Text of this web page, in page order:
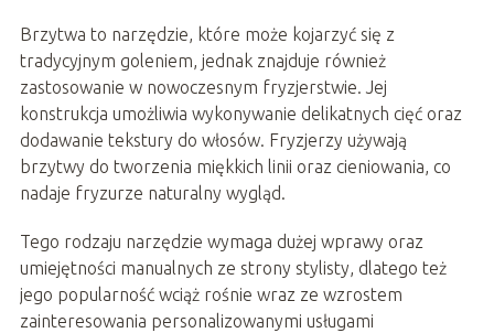
Brzytwa to narzędzie, które może kojarzyć się z
tradycyjnym goleniem, jednak znajduje również
zastosowanie w nowoczesnym fryzjerstwie. Jej
konstrukcja umożliwia wykonywanie delikatnych cięć oraz
dodawanie tekstury do włosów. Fryzjerzy używają
brzytwy do tworzenia miękkich linii oraz cieniowania, co
nadaje fryzurze naturalny wygląd.
Tego rodzaju narzędzie wymaga dużej wprawy oraz
umiejętności manualnych ze strony stylisty, dlatego też
jego popularność wciąż rośnie wraz ze wzrostem
zainteresowania personalizowanymi usługami